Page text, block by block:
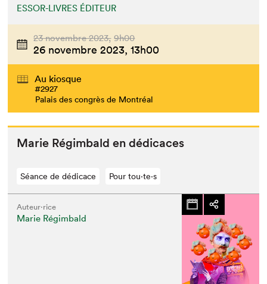
ESSOR-LIVRES ÉDITEUR
23 novembre 2023, 9h00
26 novembre 2023, 13h00
Au kiosque
#2927
Palais des congrès de Montréal
Marie Régim­bald en dédicaces
Séance de dédicace Pour tou⋅te⋅s
Auteur·rice
Marie Régimbald